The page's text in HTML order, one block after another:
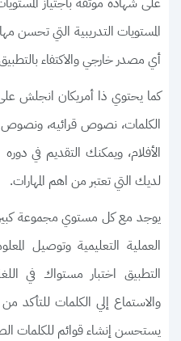
المستويات التدريبية التي
أي مصدر خارجي والاكتفاء
كما يحتوي ذا أمريكان انجلش
الكلمات، نصوص قرائيه،
الأفلام، ويمكنك التقديم في
لديك التي تعتبر من اهم المهارات.
يوجد مع كل مستوي مجموعة
العملية التعليمية وتوصيل
التطبيق اختبار مستواك في
والاستماع إلي الكلمات للتأكد
يستحسن إنشاء قوائم للكلمات